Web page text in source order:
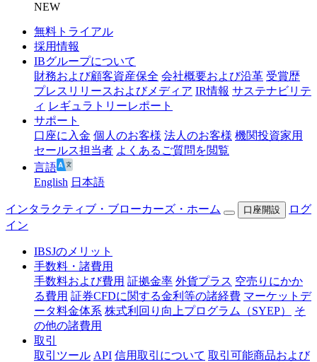
NEW
無料トライアル
採用情報
IBグループについて
財務および顧客資産保全 会社概要および沿革 受賞歴
プレスリリースおよびメディア IR情報 サステナビリテ
ィ レギュラトリーレポート
サポート
口座に入金 個人のお客様 法人のお客様 機関投資家用
セールス担当者 よくあるご質問を閲覧
言語
English 日本語
インタラクティブ・ブローカーズ・ホーム 口座開設
ログ
イン
IBSJのメリット
手数料・諸費用
手数料および費用 証拠金率 外貨プラス 空売りにかか
る費用 証券CFDに関する金利等の諸経費 マーケットデ
ータ料金体系 株式利回り向上プログラム（SYEP）
そ
の他の諸費用
取引
取引ツール API 信用取引について 取引可能商品および